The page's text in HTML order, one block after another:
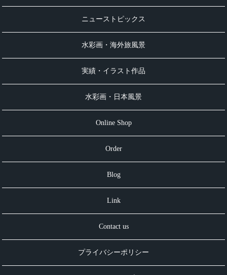
ニューストピックス
水彩画・海外旅風景
実績・イラスト作品
水彩画・日本風景
Online Shop
Order
Blog
Link
Contact us
プライバシーポリシー